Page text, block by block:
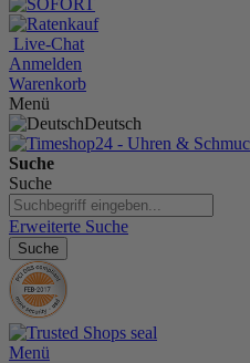
Live-Chat
Anmelden
Warenkorb
Menü
Deutsch
Suche
Suche
Erweiterte Suche
Suche
Menü